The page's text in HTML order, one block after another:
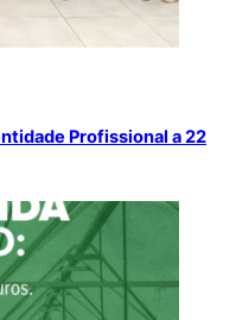
Profissional a 22